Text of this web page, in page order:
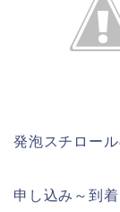
発泡スチロー
申し込み～到